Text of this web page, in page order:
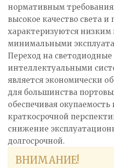
нормативным
высокое качество света и
характеризуются низким
минимальными
Переход на светодиодные
интеллектуальными
является экономически
для большинства
обеспечивая
краткосрочной
снижение
долгосрочной.
ВНИМАНИЕ!